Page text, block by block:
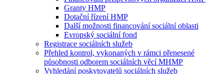
Granty HMP
Dotační řízení HMP
Další možnosti financování sociální oblasti
Evropský sociální fond
Registrace sociálních služeb
Přehled kontrol, vykonaných v rámci přenesené
působnosti odborem sociálních věcí MHMP
Vyhledání poskytovatelů sociálních služeb